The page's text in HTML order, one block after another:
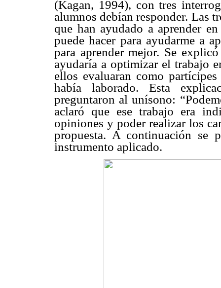
(Kagan, 1994), con tres
alumnos debían responder. Las
que han ayudado a aprender
puede hacer para ayudarme a
para aprender mejor. Se
ayudaría a optimizar el trabajo
ellos evaluaran como
había laborado. Esta
preguntaron al unísono:
aclaró que ese trabajo era
opiniones y poder realizar los
propuesta. A continuación se
instrumento aplicado.